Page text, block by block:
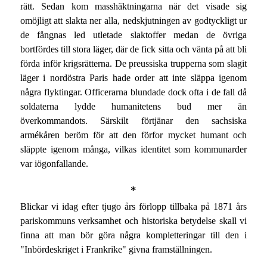
rätt. Sedan kom masshäktningarna när det visade sig
omöjligt att slakta ner alla, nedskjutningen av godtyckligt ur
de fångnas led utletade slaktoffer medan de övriga
bortfördes till stora läger, där de fick sitta och vänta på att bli
förda inför krigsrätterna. De preussiska trupperna som slagit
läger i nordöstra Paris hade order att inte släppa igenom
några flyktingar. Officerarna blundade dock ofta i de fall då
soldaterna lydde humanitetens bud mer än
överkommandots. Särskilt förtjänar den sachsiska
armékåren beröm för att den förfor mycket humant och
släppte igenom många, vilkas identitet som kommunarder
var iögonfallande.
*
Blickar vi idag efter tjugo års förlopp tillbaka på 1871 års
pariskommuns verksamhet och historiska betydelse skall vi
finna att man bör göra några kompletteringar till den i
"Inbördeskriget i Frankrike" givna framställningen.